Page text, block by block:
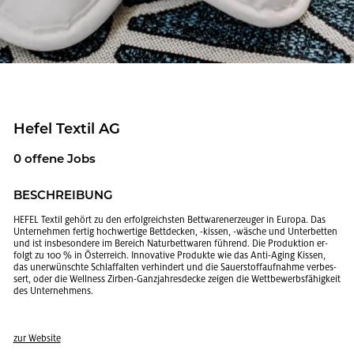
Hefel Tex­til AG
0 of­fe­ne Jobs
BE­SCHREI­BUNG
HEFEL Tex­til ge­hört zu den er­folg­reichs­ten Bett­wa­ren­er­zeu­ger in Eu­ro­pa. Das
Un­ter­neh­men fer­tig hoch­wer­ti­ge Bett­de­cken, -kis­sen, -wä­sche und Un­ter­bet­ten
und ist ins­be­son­de­re im Be­reich Na­tur­bett­wa­ren füh­rend. Die Pro­duk­ti­on er­
folgt zu 100 % in Ös­ter­reich. In­no­va­ti­ve Pro­duk­te wie das Anti-Aging Kis­sen,
das un­er­wünsch­te Schlaf­fal­ten ver­hin­dert und die Sauer­stoff­auf­nah­me ver­bes­
sert, oder die Well­ness Zir­ben-Ganz­jah­res­de­cke zei­gen die Wett­be­werbs­fä­hig­keit
des Un­ter­neh­mens.
zur Web­site